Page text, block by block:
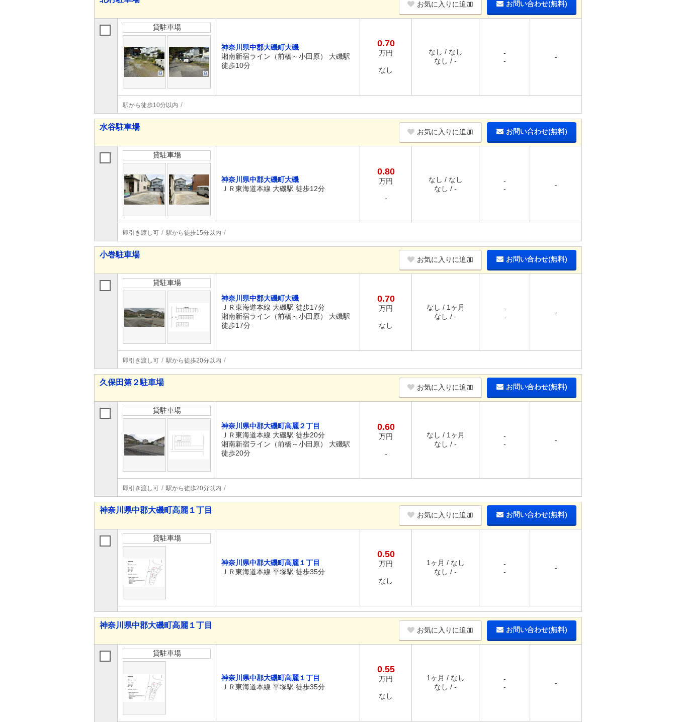
お気に入りに追加 お問い合わせ(無料)
貸駐車場
神奈川県中郡大磯町大磯
湘南新宿ライン（前橋～小田原） 大磯駅
徒歩10分
0.70
万円
なし
なし / なし
なし / -
-
-
-
駅から徒歩10分以内
水谷駐車場
お気に入りに追加 お問い合わせ(無料)
貸駐車場
神奈川県中郡大磯町大磯
ＪＲ東海道本線 大磯駅 徒歩12分
0.80
万円
-
なし / なし
なし / -
-
-
-
即引き渡し可 駅から徒歩15分以内
小巻駐車場
お気に入りに追加 お問い合わせ(無料)
貸駐車場
神奈川県中郡大磯町大磯
ＪＲ東海道本線 大磯駅 徒歩17分
湘南新宿ライン（前橋～小田原） 大磯駅
徒歩17分
0.70
万円
なし
なし / 1ヶ月
なし / -
-
-
-
即引き渡し可 駅から徒歩20分以内
久保田第２駐車場
お気に入りに追加 お問い合わせ(無料)
貸駐車場
神奈川県中郡大磯町高麗２丁目
ＪＲ東海道本線 大磯駅 徒歩20分
湘南新宿ライン（前橋～小田原） 大磯駅
徒歩20分
0.60
万円
-
なし / 1ヶ月
なし / -
-
-
-
即引き渡し可 駅から徒歩20分以内
神奈川県中郡大磯町高麗１丁目
お気に入りに追加 お問い合わせ(無料)
貸駐車場
神奈川県中郡大磯町高麗１丁目
ＪＲ東海道本線 平塚駅 徒歩35分
0.50
万円
なし
1ヶ月 / なし
なし / -
-
-
-
神奈川県中郡大磯町高麗１丁目
お気に入りに追加 お問い合わせ(無料)
貸駐車場
神奈川県中郡大磯町高麗１丁目
ＪＲ東海道本線 平塚駅 徒歩35分
0.55
万円
なし
1ヶ月 / なし
なし / -
-
-
-